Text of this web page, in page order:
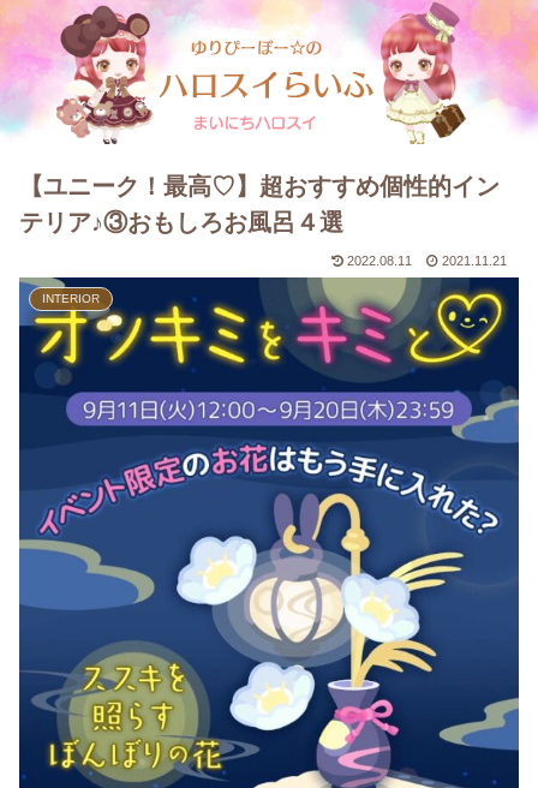
【ユニーク！最高♡】超おすすめ個性的イン
テリア♪③おもしろお風呂４選
2022.08.11 2021.11.21
INTERIOR